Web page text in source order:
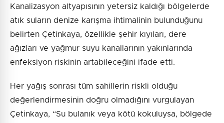
Kanalizasyon altyapısının yetersiz kaldığı bölgelerde
atık suların denize karışma ihtimalinin bulunduğunu
belirten Çetinkaya, özellikle şehir kıyıları, dere
ağızları ve yağmur suyu kanallarının yakınlarında
enfeksiyon riskinin artabileceğini ifade etti.
Her yağış sonrası tüm sahillerin riskli olduğu
değerlendirmesinin doğru olmadığını vurgulayan
Çetinkaya, “Su bulanık veya kötü kokuluysa, bölgede